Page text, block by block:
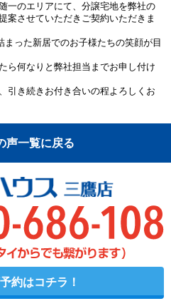
一のエリアにて、分譲宅地を弊社の
案させていただきご契約いただきま
った新居でのお子様たちの笑顔が目
ら何なりと弊社担当までお申し付け
引き続きお付き合いの程よろしくお
声一覧に戻る
約はコチラ！